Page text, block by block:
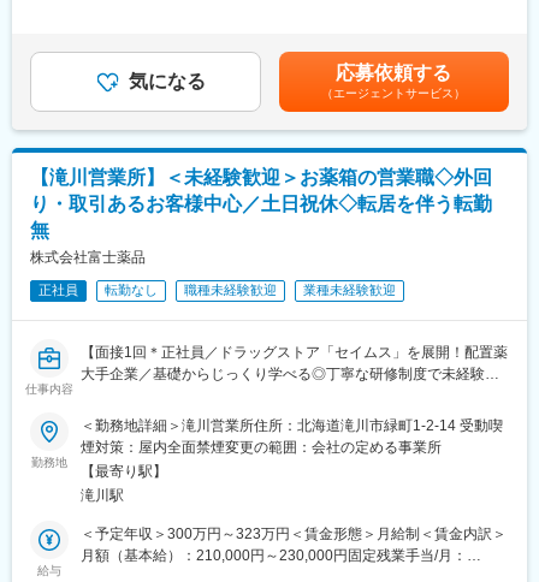
・資格取得後は、資格手当として給与にも反映されます。
・残業20h以内
・スケジュールに合わせて直行直帰可
・転居を伴う転勤はありません
・最近、健康のことで困っていることがないかなど、親身にお話
を聞くことで、お客様と信頼関係を築き、お客様の健康管理に貢
献することができます。
・「この薬すごく効き目があって良かったよ。」「こないだのリ
ンゴ酢美味しかった！ちょうどまた買おうと思ってたの。来てく
れてありがとう。」など、「ありがとう」という言葉が一番のや
りがいです。
変更の範囲：会社の定める業務
へ訪問をします。
・配置薬や健康食品の期限管理
・健康相談、新商品・サービスのご提案 など
※一部、新たに配置薬を置いていただくお客様への訪問がありま
└配置薬は無料でおけるので、お客様も抵抗なく置いてくれる製
を身につけます。
・入社2週間～1カ月 ： 先輩社員に同行し、仕事の流れを学びま
キルを習得します。
・入社1カ月以降 ： 慣れてきたら独り立ち。既存のお客様をメイ
ンに訪問します。
★困ったら先輩社員に相談しやすい雰囲気です！
＜専門資格を取得できる＞
・入社後は、医薬品販売の専門知識を身につけるために、登録販
年収は当社規定に基づき、年齢や経験に応じて決定します。・昇
給：年1回（4月）＜モデル給与＞※入社3年目平均基本給＋各種手
当＋業績連動給→総支給月額344,141円※業績連動給：月の予算達
成や売り上げに対して支払われます賃金はあくまでも目安の金額
であり、選考を通じて上下する可能性があります。月給(月額)は固
定手当を含めた表記です。
気になる 応募依頼する
（エージェントサービス）
【滝川営業所】＜未経験歓迎＞お薬箱の営業職◇外回
り・取引あるお客様中心／土日祝休◇転居を伴う転勤
無
株式会社富士薬品
正社員 転勤なし 職種未経験歓迎 業種未経験歓迎
仕事内容
【面接1回＊正社員／ドラッグストア「セイムス」を展開！配置薬
大手企業／基礎からじっくり学べる◎丁寧な研修制度で未経験の
■職務内容：
担当エリアのお客様（個人宅や企業）へ訪問し、配置薬（お薬
箱）や健康食品の提案をお任せします。
※既に、取引のあるお客様先を訪問するスタイルです。
＜仕事の流れ＞
配置薬や健康食品、サプリメントの使用頻度に合わせて、1～6ヵ
勤務地
＜勤務地詳細＞滝川営業所住所：北海道滝川市緑町1-2-14 受動喫
煙対策：屋内全面禁煙変更の範囲：会社の定める事業所
【最寄り駅】
滝川駅
給与
＜予定年収＞300万円～323万円＜賃金形態＞月給制＜賃金内訳＞
月額（基本給）：210,000円～230,000円固定残業手当/月：